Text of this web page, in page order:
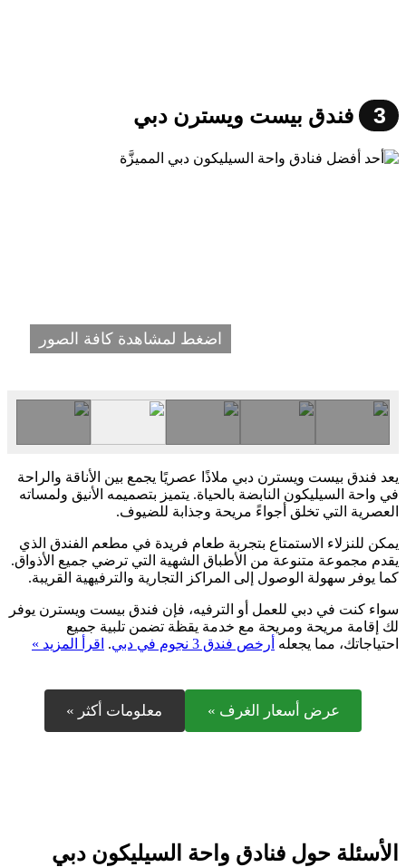
3 فندق بيست ويسترن دبي
اضغط لمشاهدة كافة الصور
يعد فندق بيست ويسترن دبي ملاذًا عصريًا يجمع بين الأناقة والراحة
في واحة السيليكون النابضة بالحياة. يتميز بتصميمه الأنيق ولمساته
العصرية التي تخلق أجواءً مريحة وجذابة للضيوف.
يمكن للنزلاء الاستمتاع بتجربة طعام فريدة في مطعم الفندق الذي
يقدم مجموعة متنوعة من الأطباق الشهية التي ترضي جميع الأذواق.
كما يوفر سهولة الوصول إلى المراكز التجارية والترفيهية القريبة.
سواء كنت في دبي للعمل أو الترفيه، فإن فندق بيست ويسترن يوفر
لك إقامة مريحة ومريحة مع خدمة يقظة تضمن تلبية جميع
احتياجاتك، مما يجعله أرخص فندق 3 نجوم في دبي . اقرأ المزيد »
عرض أسعار الغرف » معلومات أكثر »
الأسئلة حول فنادق واحة السيليكون دبي